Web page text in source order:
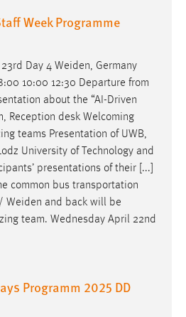
Week Programme
Day 4 Weiden, Germany
10:00 12:30 Departure from
about the “AI-Driven
Reception desk Welcoming
teams Presentation of UWB,
University of Technology and
presentations of their [...]
common bus transportation
Weiden and back will be
team. Wednesday April 22nd
Programm 2025 DD